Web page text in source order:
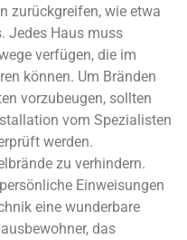
zurückgreifen, wie etwa
Jedes Haus muss
verfügen, die im
können. Um Bränden
vorzubeugen, sollten
vom Spezialisten
werden.
zu verhindern.
Einweisungen
eine wunderbare
das